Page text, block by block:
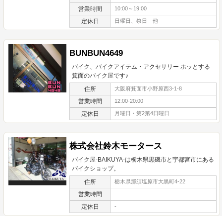
営業時間 10:00～19:00
定休日 日曜日、祭日 他
BUNBUN4649
バイク、バイクアイテム・アクセサリー ホッとする
箕面のバイク屋です♪
住所 大阪府箕面市小野原西3-1-8
営業時間 12:00-20:00
定休日 月曜日・第2第4日曜日
株式会社鈴木モータース
バイク屋-BAIKUYA-は栃木県黒磯市と宇都宮市にある
バイクショップ。
住所 栃木県那須塩原市大黒町4-22
営業時間 -
定休日 -